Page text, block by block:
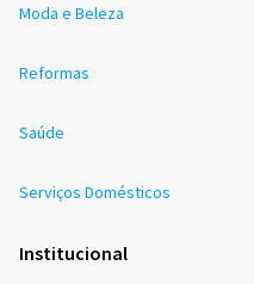
Moda e Beleza
Reformas
Saúde
Serviços Domésticos
Institucional